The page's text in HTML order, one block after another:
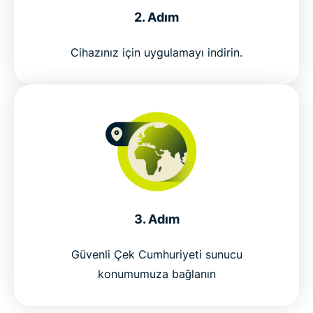
2. Adım
Cihazınız için uygulamayı indirin.
3. Adım
Güvenli Çek Cumhuriyeti sunucu
konumumuza bağlanın